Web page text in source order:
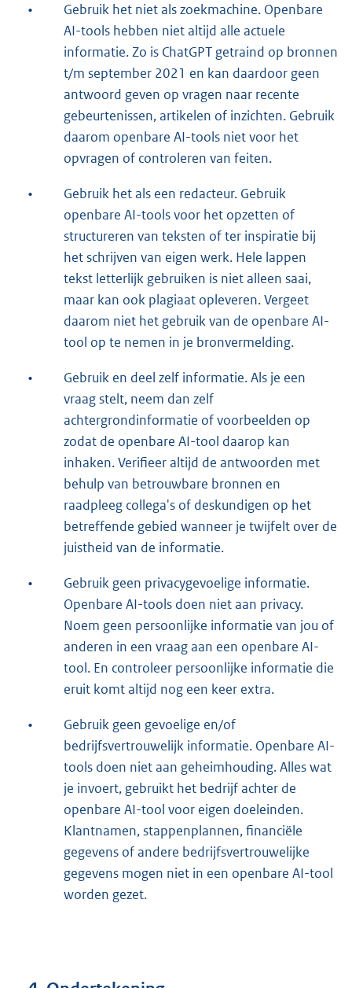
•
Gebruik het niet als zoekmachine. Openbare
AI-tools hebben niet altijd alle actuele
informatie. Zo is ChatGPT getraind op bronnen
t/m september 2021 en kan daardoor geen
antwoord geven op vragen naar recente
gebeurtenissen, artikelen of inzichten. Gebruik
daarom openbare AI-tools niet voor het
opvragen of controleren van feiten.
•
Gebruik het als een redacteur. Gebruik
openbare AI-tools voor het opzetten of
structureren van teksten of ter inspiratie bij
het schrijven van eigen werk. Hele lappen
tekst letterlijk gebruiken is niet alleen saai,
maar kan ook plagiaat opleveren. Vergeet
daarom niet het gebruik van de openbare AI-
tool op te nemen in je bronvermelding.
•
Gebruik en deel zelf informatie. Als je een
vraag stelt, neem dan zelf
achtergrondinformatie of voorbeelden op
zodat de openbare AI-tool daarop kan
inhaken. Verifieer altijd de antwoorden met
behulp van betrouwbare bronnen en
raadpleeg collega's of deskundigen op het
betreffende gebied wanneer je twijfelt over de
juistheid van de informatie.
•
Gebruik geen privacygevoelige informatie.
Openbare AI-tools doen niet aan privacy.
Noem geen persoonlijke informatie van jou of
anderen in een vraag aan een openbare AI-
tool. En controleer persoonlijke informatie die
eruit komt altijd nog een keer extra.
•
Gebruik geen gevoelige en/of
bedrijfsvertrouwelijk informatie. Openbare AI-
tools doen niet aan geheimhouding. Alles wat
je invoert, gebruikt het bedrijf achter de
openbare AI-tool voor eigen doeleinden.
Klantnamen, stappenplannen, financiële
gegevens of andere bedrijfsvertrouwelijke
gegevens mogen niet in een openbare AI-tool
worden gezet.